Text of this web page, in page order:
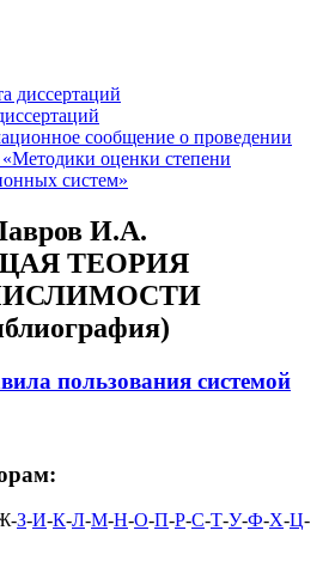
диссертаций
сообщение о проведении
«Методики оценки степени
систем»
И.А.
ТЕОРИЯ
пользования системой
З-И-К-Л-М-Н-О-П-Р-С-Т-У-Ф-Х-Ц-